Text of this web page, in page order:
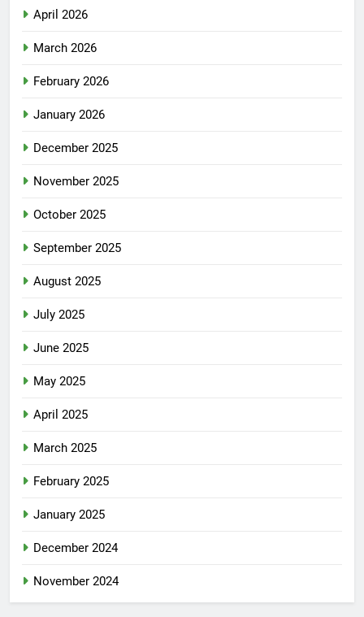
April 2026
March 2026
February 2026
January 2026
December 2025
November 2025
October 2025
September 2025
August 2025
July 2025
June 2025
May 2025
April 2025
March 2025
February 2025
January 2025
December 2024
November 2024